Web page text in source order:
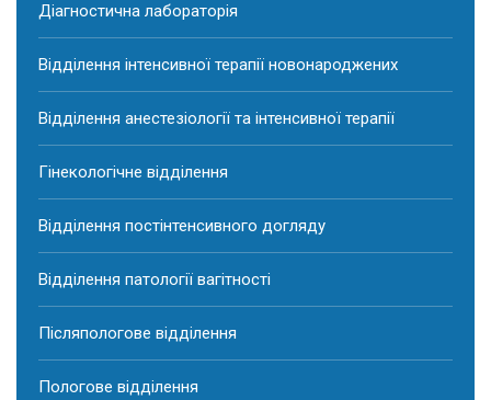
Діагностична лабораторія
Відділення інтенсивної терапії новонароджених
Відділення анестезіології та інтенсивної терапії
Гінекологічне відділення
Відділення постінтенсивного догляду
Відділення патології вагітності
Післяпологове відділення
Пологове відділення